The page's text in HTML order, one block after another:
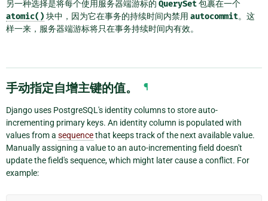
另一种选择是将每个使用服务器端游标的 QuerySet包裹在一个
atomic() 块中，因为它在事务的持续时间内禁用 autocommit。这
样一来，服务器端游标将只在事务持续时间内有效。
手动指定自增主键的值。 ¶
Django uses PostgreSQL's identity columns to store auto-
incrementing primary keys. An identity column is populated with
values from a sequencethat keeps track of the next available value.
Manually assigning a value to an auto-incrementing field doesn't
update the field's sequence, which might later cause a conflict. For
example: